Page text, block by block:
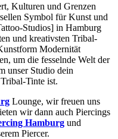
Kulturen und Grenzen
Symbol für Kunst und
Studios] in Hamburg
und kreativsten Tribal-
Modernität
um die fesselnde Welt der
unser Studio dein
Tinte ist.
Lounge, wir freuen uns
wir dann auch Piercings
Hamburg und
Piercer.